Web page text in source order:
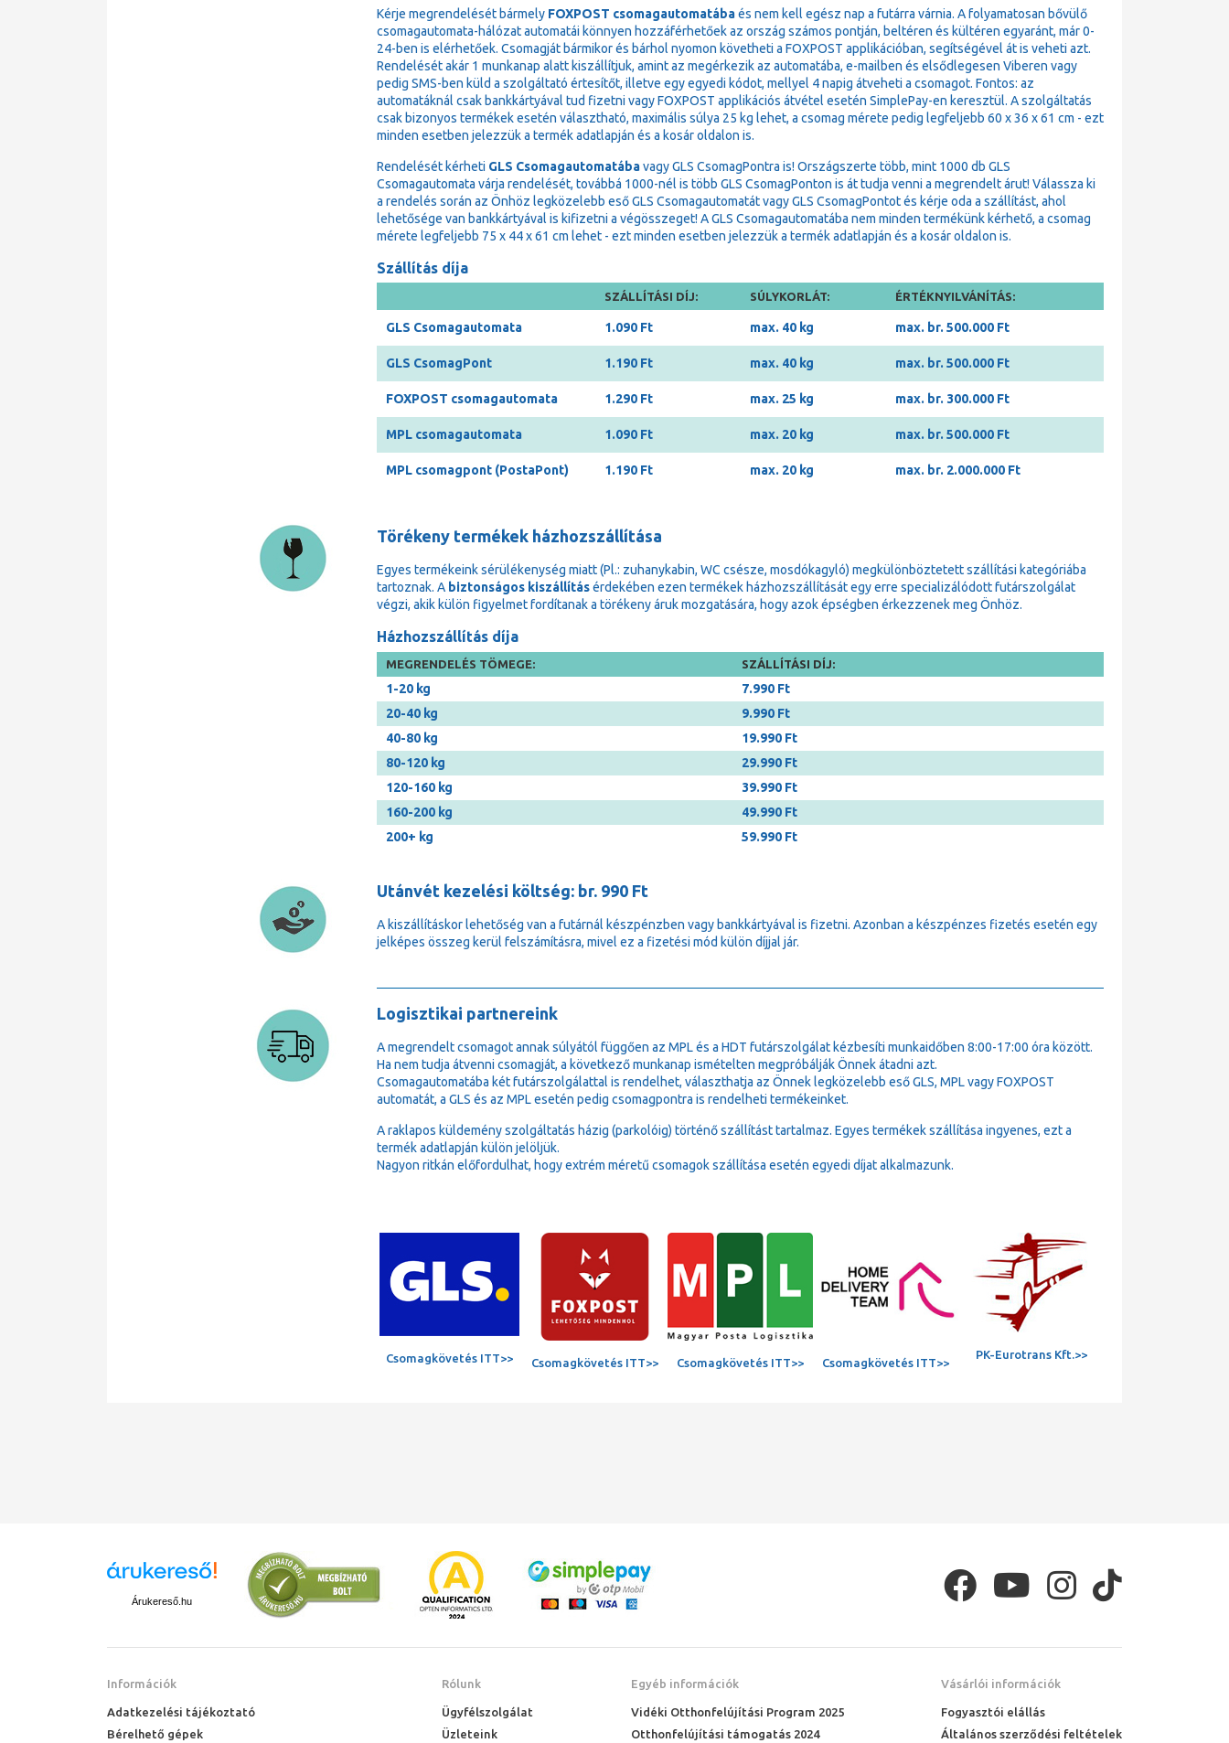
Kérje megrendelését bármely FOXPOST csomagautomatábaés nem kell egész nap a futárra várnia. A folyamatosan bővülő
csomagautomata-hálózat automatái könnyen hozzáférhetőek az ország számos pontján, beltéren és kültéren egyaránt, már 0-
24-ben is elérhetőek. Csomagját bármikor és bárhol nyomon követheti a FOXPOST applikációban, segítségével át is veheti azt.
Rendelését akár 1 munkanap alatt kiszállítjuk, amint az megérkezik az automatába, e-mailben és elsődlegesen Viberen vagy
pedig SMS-ben küld a szolgáltató értesítőt, illetve egy egyedi kódot, mellyel 4 napig átveheti a csomagot. Fontos: az
automatáknál csak bankkártyával tud fizetni vagy FOXPOST applikációs átvétel esetén SimplePay-en keresztül. A szolgáltatás
csak bizonyos termékek esetén választható, maximális súlya 25 kg lehet, a csomag mérete pedig legfeljebb 60 x 36 x 61 cm - ezt
minden esetben jelezzük a termék adatlapján és a kosár oldalon is.
Rendelését kérheti GLS Csomagautomatábavagy GLS CsomagPontra is! Országszerte több, mint 1000 db GLS
Csomagautomata várja rendelését, továbbá 1000-nél is több GLS CsomagPonton is át tudja venni a megrendelt árut! Válassza ki
a rendelés során az Önhöz legközelebb eső GLS Csomagautomatát vagy GLS CsomagPontot és kérje oda a szállítást, ahol
lehetősége van bankkártyával is kifizetni a végösszeget! A GLS Csomagautomatába nem minden termékünk kérhető, a csomag
mérete legfeljebb 75 x 44 x 61 cm lehet - ezt minden esetben jelezzük a termék adatlapján és a kosár oldalon is.
Szállítás díja
SZÁLLÍTÁSI DÍJ: SÚLYKORLÁT: ÉRTÉKNYILVÁNÍTÁS:
GLS Csomagautomata 1.090 Ft max. 40 kg max. br. 500.000 Ft
GLS CsomagPont 1.190 Ft max. 40 kg max. br. 500.000 Ft
FOXPOST csomagautomata 1.290 Ft max. 25 kg max. br. 300.000 Ft
MPL csomagautomata 1.090 Ft max. 20 kg max. br. 500.000 Ft
MPL csomagpont (PostaPont) 1.190 Ft max. 20 kg max. br. 2.000.000 Ft
Törékeny termékek házhozszállítása
Egyes termékeink sérülékenység miatt (Pl.: zuhanykabin, WC csésze, mosdókagyló) megkülönböztetett szállítási kategóriába
tartoznak. A biztonságos kiszállításérdekében ezen termékek házhozszállítását egy erre specializálódott futárszolgálat
végzi, akik külön figyelmet fordítanak a törékeny áruk mozgatására, hogy azok épségben érkezzenek meg Önhöz.
Házhozszállítás díja
MEGRENDELÉS TÖMEGE: SZÁLLÍTÁSI DÍJ:
1-20 kg
7.990 Ft
20-40 kg
9.990 Ft
40-80 kg
19.990 Ft
80-120 kg
29.990 Ft
120-160 kg
39.990 Ft
160-200 kg
49.990 Ft
200+ kg
59.990 Ft
Utánvét kezelési költség: br. 990 Ft
A kiszállításkor lehetőség van a futárnál készpénzben vagy bankkártyával is fizetni. Azonban a készpénzes fizetés esetén egy
jelképes összeg kerül felszámításra, mivel ez a fizetési mód külön díjjal jár.
Logisztikai partnereink
A megrendelt csomagot annak súlyától függően az MPL és a HDT futárszolgálat kézbesíti munkaidőben 8:00-17:00 óra között.
Ha nem tudja átvenni csomagját, a következő munkanap ismételten megpróbálják Önnek átadni azt.
Csomagautomatába két futárszolgálattal is rendelhet, választhatja az Önnek legközelebb eső GLS, MPL vagy FOXPOST
automatát, a GLS és az MPL esetén pedig csomagpontra is rendelheti termékeinket.
A raklapos küldemény szolgáltatás házig (parkolóig) történő szállítást tartalmaz. Egyes termékek szállítása ingyenes, ezt a
termék adatlapján külön jelöljük.
Nagyon ritkán előfordulhat, hogy extrém méretű csomagok szállítása esetén egyedi díjat alkalmazunk.
Csomagkövetés ITT>> Csomagkövetés ITT>> Csomagkövetés ITT>> Csomagkövetés ITT>>
PK-Eurotrans Kft.>>
Árukereső.hu
Információk
Adatkezelési tájékoztató
Bérelhető gépek
Rólunk
Ügyfélszolgálat
Üzleteink
Egyéb információk
Vidéki Otthonfelújítási Program 2025
Otthonfelújítási támogatás 2024
Vásárlói információk
Fogyasztói elállás
Általános szerződési feltételek